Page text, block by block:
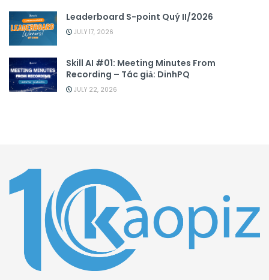
Leaderboard S-point Quý II/2026
JULY 17, 2026
Skill AI #01: Meeting Minutes From
Recording – Tác giả: DinhPQ
JULY 22, 2026